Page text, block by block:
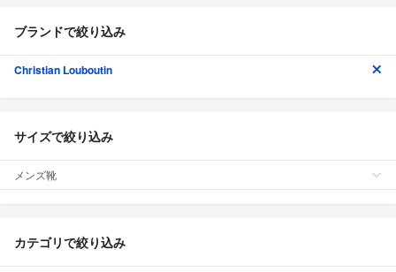
ブランドで絞り込み
Christian Louboutin
サイズで絞り込み
メンズ靴
カテゴリで絞り込み